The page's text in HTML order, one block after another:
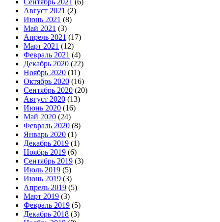
Сентябрь 2021 (6)
Август 2021 (2)
Июнь 2021 (8)
Май 2021 (3)
Апрель 2021 (17)
Март 2021 (12)
Февраль 2021 (4)
Декабрь 2020 (22)
Ноябрь 2020 (11)
Октябрь 2020 (16)
Сентябрь 2020 (20)
Август 2020 (13)
Июнь 2020 (16)
Май 2020 (24)
Февраль 2020 (8)
Январь 2020 (1)
Декабрь 2019 (1)
Ноябрь 2019 (6)
Сентябрь 2019 (3)
Июль 2019 (5)
Июнь 2019 (3)
Апрель 2019 (5)
Март 2019 (3)
Февраль 2019 (5)
Декабрь 2018 (3)